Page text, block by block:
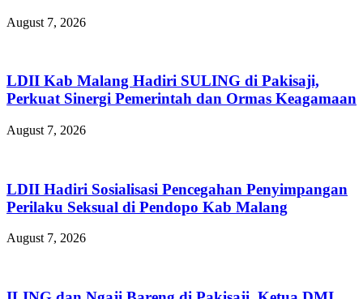
August 7, 2026
LDII Kab Malang Hadiri SULING di Pakisaji,
Perkuat Sinergi Pemerintah dan Ormas Keagamaan
August 7, 2026
LDII Hadiri Sosialisasi Pencegahan Penyimpangan
Perilaku Seksual di Pendopo Kab Malang
August 7, 2026